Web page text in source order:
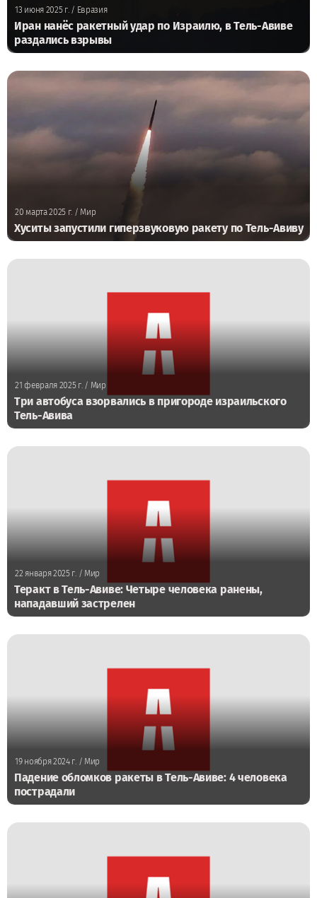
13 июня 2025 г./ Евразия
Иран нанёс ракетный удар по Израилю, в Тель-Авиве
раздались взрывы
20 марта 2025 г. / Мир
Хуситы запустили гиперзвуковую ракету по Тель-Авиву
21 февраля 2025 г./ Мир
Три автобуса взорвались в пригороде израильского
Тель-Авива
22 января 2025 г./ Мир
Теракт в Тель-Авиве: Четыре человека ранены,
нападавший застрелен
19 ноября 2024 г./ Мир
Падение обломков ракеты в Тель-Авиве: 4 человека
пострадали